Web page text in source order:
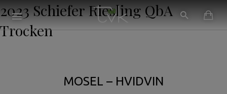
2023 Schiefer Riesling QbA
Trocken
MOSEL – HVIDVIN